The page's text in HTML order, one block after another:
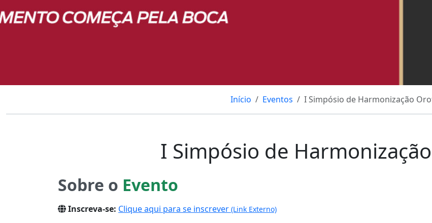
Início Eventos I Simpósio de Harmonização
I Simpósio de
Sobre o Evento
Inscreva-se: Clique aqui para se inscrever (Link Externo)